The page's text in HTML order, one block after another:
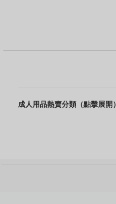
成人用品熱賣分類（點擊展開）
名器